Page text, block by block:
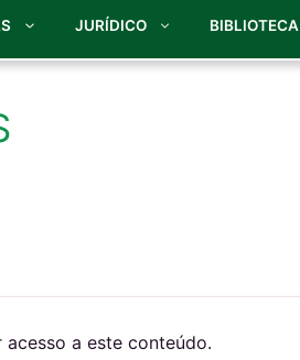
JURÍDICO BIBLIOTECA
a este conteúdo.